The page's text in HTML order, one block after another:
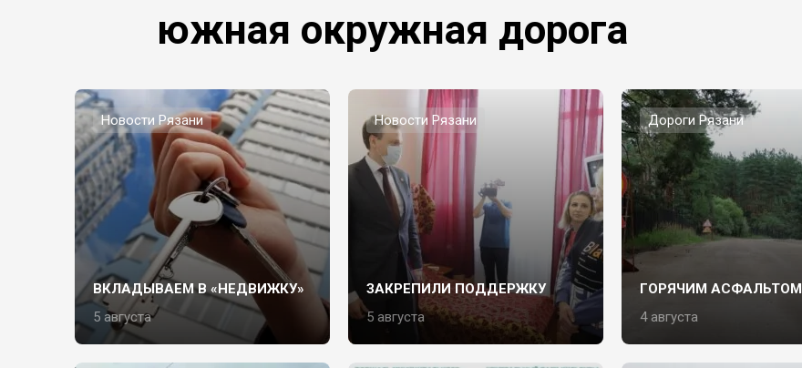
южная окружная дорога
Новости Рязани
ВКЛАДЫВАЕМ В «НЕДВИЖКУ»
5 августа
Новости Рязани
ЗАКРЕПИЛИ ПОДДЕРЖКУ
5 августа
Дороги Рязани
ГОРЯЧИМ АСФАЛЬТОМ
4 августа